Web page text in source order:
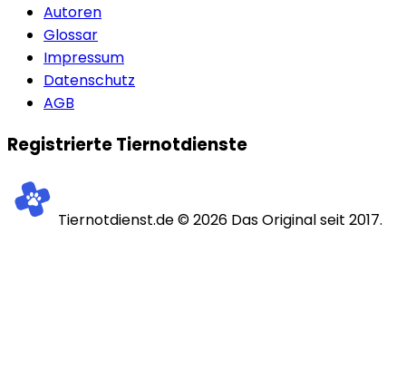
Autoren
Glossar
Impressum
Datenschutz
AGB
Registrierte Tiernotdienste
Tiernotdienst.de ©2026 Das Original seit 2017.